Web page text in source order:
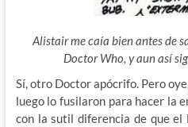
Alistair me caía bien antes de
Doctor Who, y aun así
Sí, otro Doctor apócrifo. Pero
luego lo fusilaron para hacer la
con la sutil diferencia de que el